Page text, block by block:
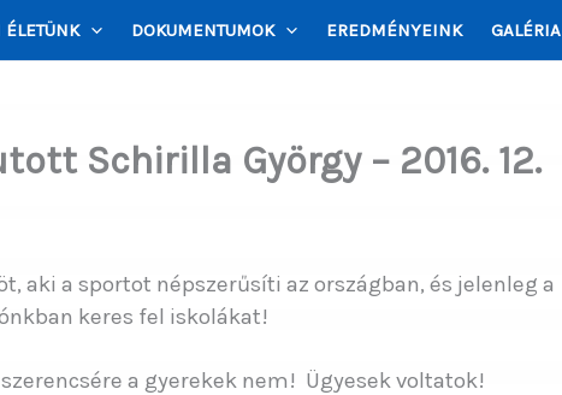
ÉLETÜNK DOKUMENTUMOK EREDMÉNYEINK GALÉRIA
Schirilla György – 2016. 12.
aki a sportot népszerűsíti az országban, és jelenleg a
keres fel iskolákat!
a gyerekek nem! Ügyesek voltatok!